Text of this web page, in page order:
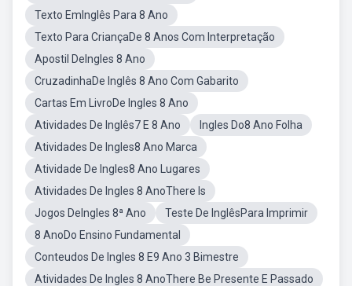
Texto EmInglês Para 8 Ano
Texto Para CriançaDe 8 Anos Com Interpretação
Apostil DeIngles 8 Ano
CruzadinhaDe Inglês 8 Ano Com Gabarito
Cartas Em LivroDe Ingles 8 Ano
Atividades De Inglês7 E 8 Ano
Ingles Do8 Ano Folha
Atividades De Ingles8 Ano Marca
Atividade De Ingles8 Ano Lugares
Atividades De Ingles 8 AnoThere Is
Jogos DeIngles 8ª Ano
Teste De InglêsPara Imprimir
8 AnoDo Ensino Fundamental
Conteudos De Ingles 8 E9 Ano 3 Bimestre
Atividades De Ingles 8 AnoThere Be Presente E Passado